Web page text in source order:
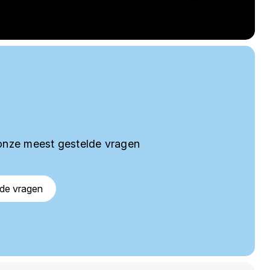
meest gestelde vragen
vragen